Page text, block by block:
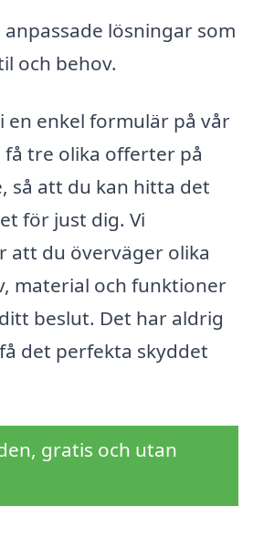
lösningar som
och behov.
en enkel formulär på vår
få tre olika offerter på
så att du kan hitta det
för just dig. Vi
att du överväger olika
material och funktioner
beslut. Det har aldrig
det perfekta skyddet
gratis och utan